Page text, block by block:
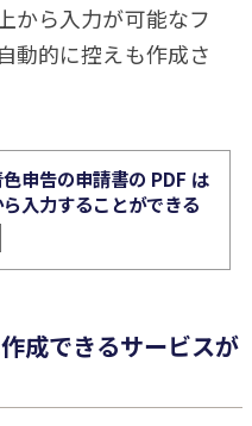
から入力が可能なフ
動的に控えも作成さ
申告の申請書の PDF は
入力することができる
成できるサービスが